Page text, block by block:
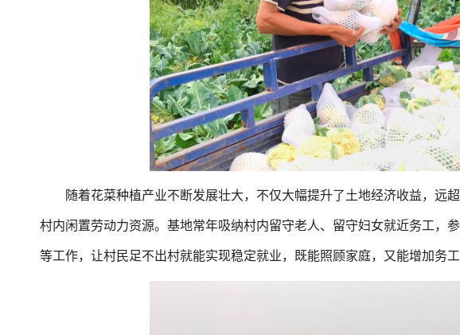
随着花菜种植产业不断发展壮大，不仅大幅提升了土地经济收益，远超
村内闲置劳动力资源。基地常年吸纳村内留守老人、留守妇女就近务工，
等工作，让村民足不出村就能实现稳定就业，既能照顾家庭，又能增加务